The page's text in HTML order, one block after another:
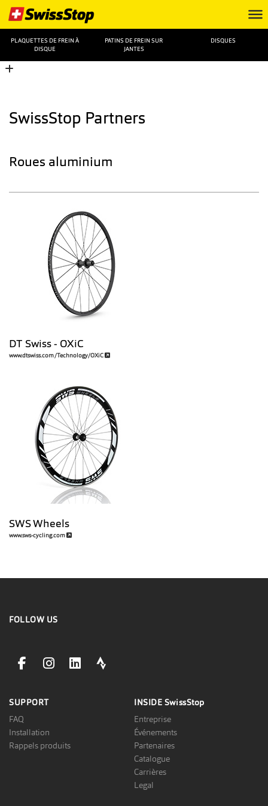
PLAQUETTES DE FREIN À
DISQUE
PATINS DE FREIN SUR
JANTES
DISQUES
SwissStop Partners
Roues aluminium
DT Swiss - OXiC
www.dtswiss.com/Technology/OXiC
SWS Wheels
www.sws-cycling.com
FOLLOW US
facebookLink
instagramLink
linkedinLinkstravaLink
SUPPORT
FAQ
Installation
Rappels produits
INSIDE SwissStop
Entreprise
Événements
Partenaires
Catalogue
Carrières
Legal